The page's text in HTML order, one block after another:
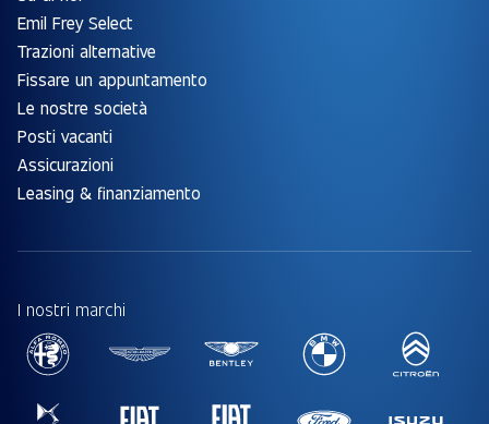
Emil Frey Select
Trazioni alternative
Fissare un appuntamento
Le nostre società
Posti vacanti
Assicurazioni
Leasing & finanziamento
I nostri marchi